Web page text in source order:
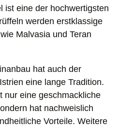
ist eine der hochwertigsten
werden erstklassige
Malvasia und Teran
hat auch der
eine lange Tradition.
nur eine geschmackliche
hat nachweislich
Vorteile. Weitere